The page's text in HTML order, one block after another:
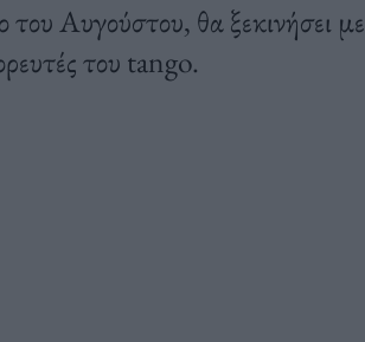
Αυγούστου, θα ξεκινήσει με
του tango.